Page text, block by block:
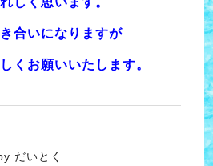
合いになりますが
くお願いいたします。
だいとく